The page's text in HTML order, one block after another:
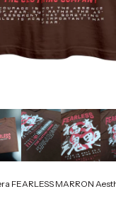
FEARLESS MARRON